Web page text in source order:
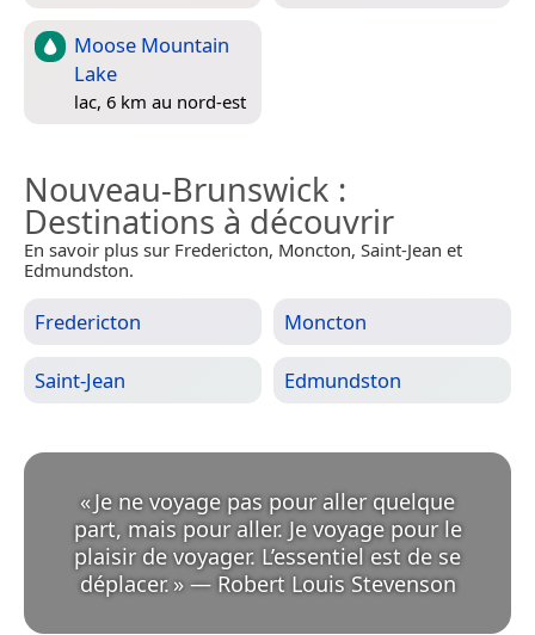
Moose Mountain
Lake
lac, 6 km au nord-est
Nouveau-Brunswick :
Destinations à découvrir
En savoir plus sur Fredericton, Moncton, Saint-Jean et
Edmundston.
Fredericton Moncton
Saint-Jean Edmundston
«Je ne voyage pas pour aller quelque
part, mais pour aller. Je voyage pour le
plaisir de voyager. L’essentiel est de se
déplacer. » — Robert Louis Stevenson